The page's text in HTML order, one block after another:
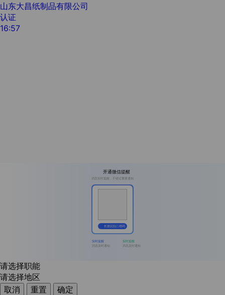
山东大昌纸制品有限公司
认证
16:57
开通微信提醒
消息实时提醒，不错过重要通知
长按识别二维码
实时提醒
消息及时通知
实时提醒
消息及时通知
请选择职能
请选择地区
取消
重置 确定